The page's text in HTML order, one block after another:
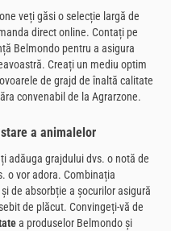
veți găsi o selecție largă de
direct online. Contați pe
Belmondo pentru a asigura
Creați un mediu optim
de grajd de înaltă calitate
convenabil de la Agrarzone.
a animalelor
adăuga grajdului dvs. o notă de
o vor adora. Combinația
de absorbție a șocurilor asigură
de plăcut. Convingeți-vă de
a produselor Belmondo și